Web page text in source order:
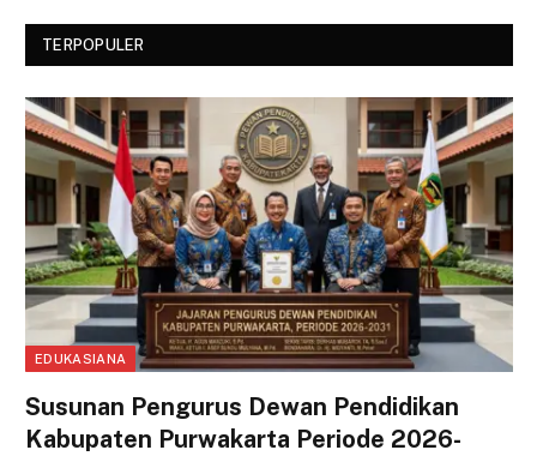
TERPOPULER
EDUKASIANA
Susunan Pengurus Dewan Pendidikan
Kabupaten Purwakarta Periode 2026-